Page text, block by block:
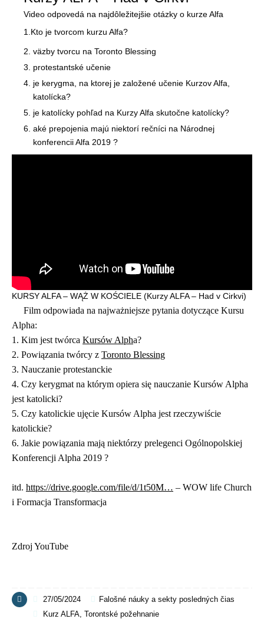
Video odpovedá na najdôležitejšie otázky o kurze Alfa
1.Kto je tvorcom kurzu Alfa?
väzby tvorcu na Toronto Blessing
protestantské učenie
je kerygma, na ktorej je založené učenie Kurzov Alfa,
katolícka?
je katolícky pohľad na Kurzy Alfa skutočne katolícky?
aké prepojenia majú niektorí rečníci na Národnej
konferencii Alfa 2019 ?
KURSY ALFA – WĄŻ W KOŚCIELE (Kurzy ALFA – Had v Cirkvi)
Film odpowiada na najważniejsze pytania dotyczące Kursu
Alpha:
1. Kim jest twórca Kursów Alpha?
2. Powiązania twórcy z Toronto Blessing
3. Nauczanie protestanckie
4. Czy kerygmat na którym opiera się nauczanie Kursów Alpha
jest katolicki?
5. Czy katolickie ujęcie Kursów Alpha jest rzeczywiście
katolickie?
6. Jakie powiązania mają niektórzy prelegenci Ogólnopolskiej
Konferencji Alpha 2019 ?
itd. https://drive.google.com/file/d/1t50M… – WOW life Church
i Formacja Transformacja
Zdroj YouTube
27/05/2024
Falošné náuky a sekty posledných čias
Kurz ALFA ,Torontské požehnanie